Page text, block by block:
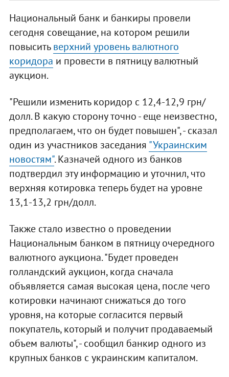
Национальный банк и банкиры провели
сегодня совещание, на котором решили
повыситьверхний уровень валютного
коридора и провести в пятницу валютный
аукцион.
"Решили изменить коридор с 12,4-12,9 грн/
долл. В какую сторону точно - еще неизвестно,
предполагаем, что он будет повышен", - сказал
один из участников заседания "Украинским
новостям". Казначей одного из банков
подтвердил эту информацию и уточнил, что
верхняя котировка теперь будет на уровне
13,1-13,2 грн/долл.
Также стало известно о проведении
Национальным банком в пятницу очередного
валютного аукциона. "Будет проведен
голландский аукцион, когда сначала
объявляется самая высокая цена, после чего
котировки начинают снижаться до того
уровня, на которые согласится первый
покупатель, который и получит продаваемый
объем валюты", - сообщил банкир одного из
крупных банков с украинским капиталом.